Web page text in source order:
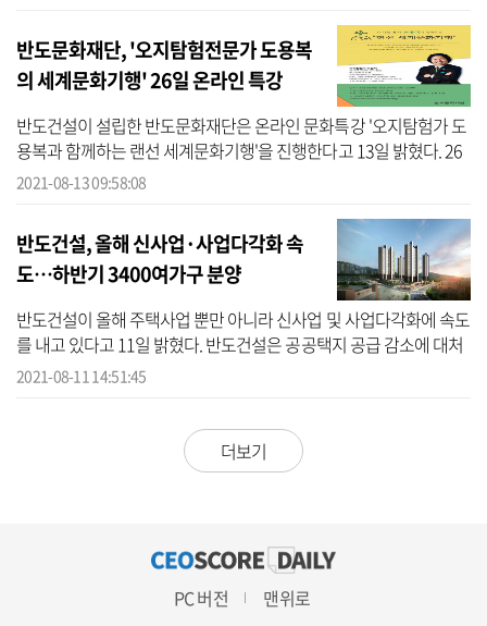
반도문화재단, '오지탐험전문가 도용복
의 세계문화기행' 26일 온라인 특강
반도건설이 설립한 반도문화재단은 온라인 문화특강 '오지탐험가 도
용복과 함께하는 랜선 세계문화기행'을 진행한다고 13일 밝혔다. 26
일 저녁 7시 30분부터 진행되는 이번 특강은 신종 코로나바이러스 감
2021-08-13 09:58:08
반도건설, 올해 신사업·사업다각화 속
도…하반기 3400여가구 분양
반도건설이 올해 주택사업 뿐만 아니라 신사업 및 사업다각화에 속도
를 내고 있다고 11일 밝혔다. 반도건설은 공공택지 공급 감소에 대처
하기 위해 공공 및 민간공사, 정비사업, 디벨로퍼 사업 수주 등 사업다
2021-08-11 14:51:45
더보기
PC 버전 맨위로